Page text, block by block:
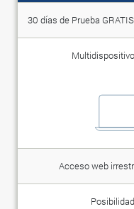
30 días de Prueba
Acceso web